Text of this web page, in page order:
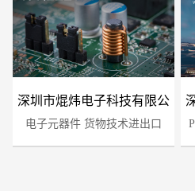
深圳市焜炜电子科技有限公
司
电子元器件 货物技术进出口